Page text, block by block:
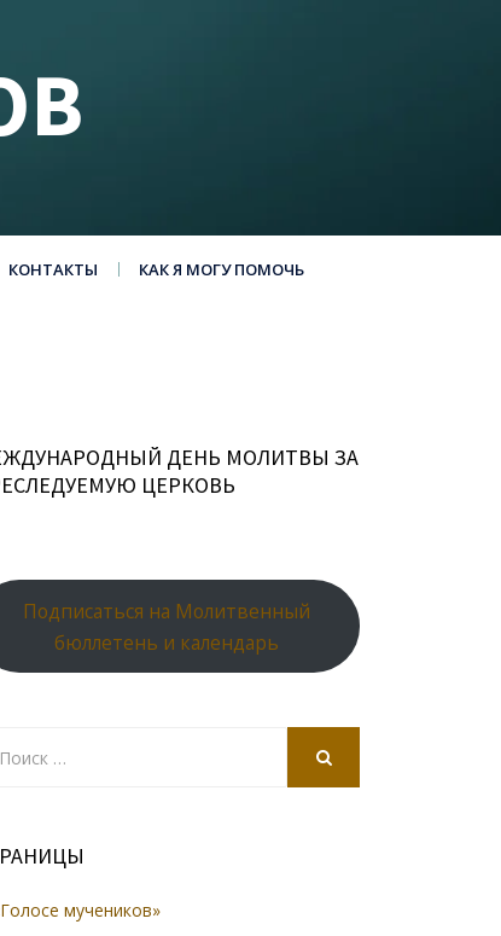
КОНТАКТЫ КАК Я МОГУ ПОМОЧЬ
ДЕНЬ МОЛИТВЫ ЗА
ЦЕРКОВЬ
Подписаться на Молитвенный
бюллетень и календарь
мучеников»